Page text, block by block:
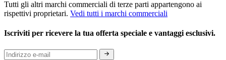
Tutti gli altri marchi commerciali di terze parti appartengono ai
rispettivi proprietari. Vedi tutti i marchi commerciali
Iscriviti per ricevere la tua offerta speciale e vantaggi esclusivi.